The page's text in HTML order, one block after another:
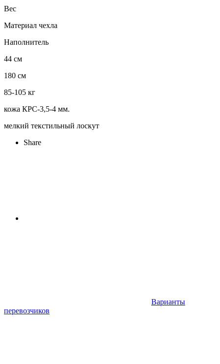
Вес
Материал чехла
Наполнитель
44 см
180 см
85-105 кг
кожа КРС-3,5-4 мм.
мелкий текстильный лоскут
Share
Варианты
перевозчиков